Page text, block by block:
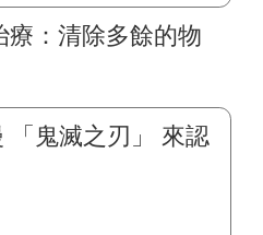
療：清除多餘的物